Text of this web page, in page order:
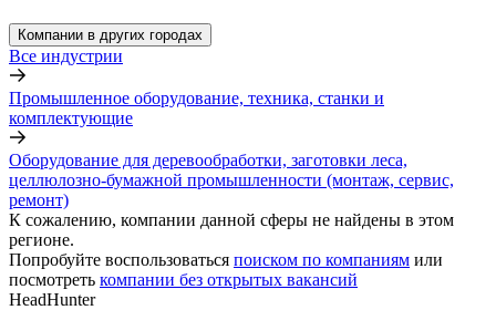
Компании в других городах
Все индустрии
Промышленное оборудование, техника, станки и
комплектующие
Оборудование для деревообработки, заготовки леса,
целлюлозно-бумажной промышленности (монтаж, сервис,
ремонт)
К сожалению, компании данной сферы не найдены в этом
регионе.
Попробуйте воспользоваться поиском по компаниям или
посмотреть компании без открытых вакансий
HeadHunter